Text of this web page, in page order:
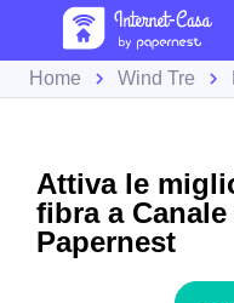
Home Wind Tre